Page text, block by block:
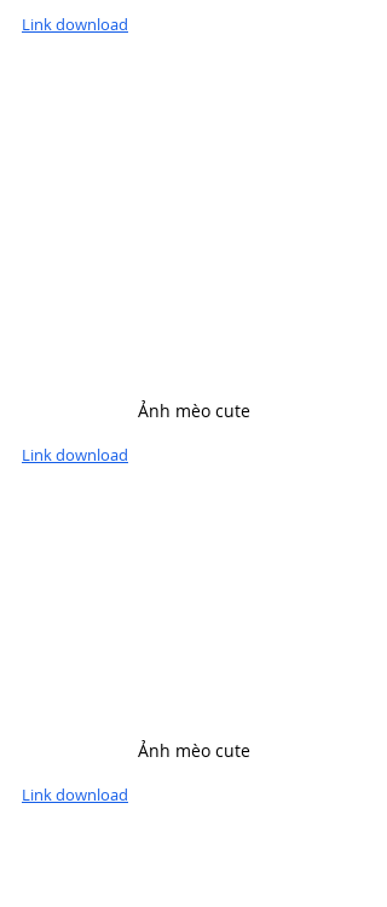
Link download
Ảnh mèo cute
Link download
Ảnh mèo cute
Link download